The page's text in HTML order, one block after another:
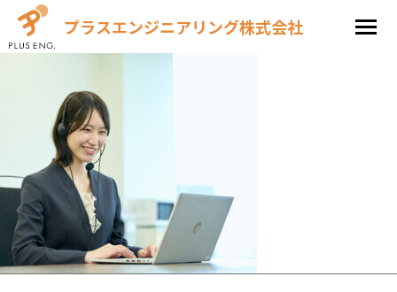
プラスエンジニアリング株式会社